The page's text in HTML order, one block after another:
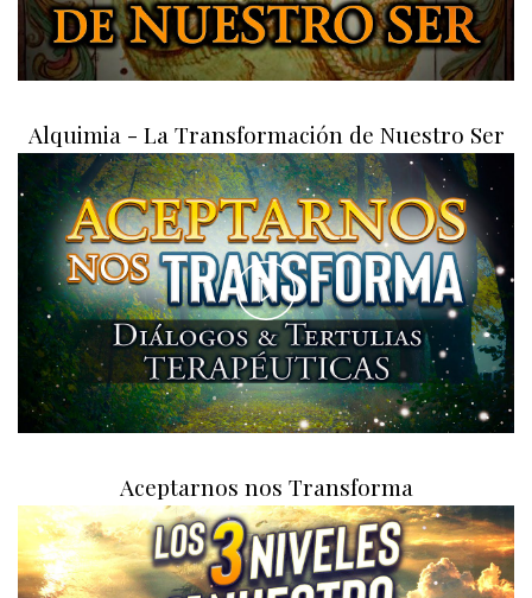
Video
Alquimia - La Transformación de Nuestro Ser
Play
Video
Aceptarnos nos Transforma